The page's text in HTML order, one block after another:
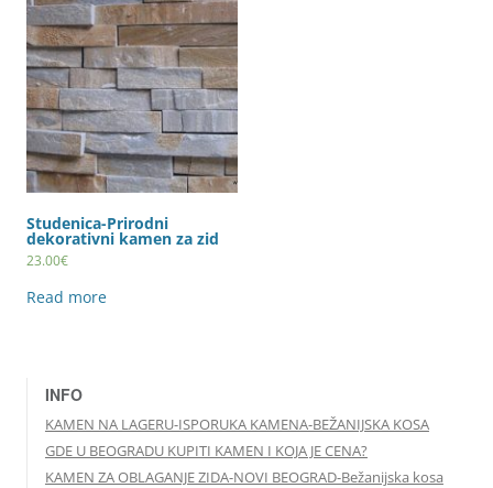
Studenica-Prirodni
dekorativni kamen za zid
23.00€
Read more
INFO
KAMEN NA LAGERU-ISPORUKA KAMENA-BEŽANIJSKA KOSA
GDE U BEOGRADU KUPITI KAMEN I KOJA JE CENA?
KAMEN ZA OBLAGANJE ZIDA-NOVI BEOGRAD-Bežanijska kosa